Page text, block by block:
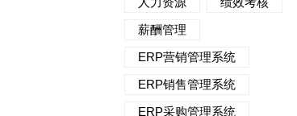
薪酬管理
ERP营销管理系统
ERP销售管理系统
ERP采购管理系统